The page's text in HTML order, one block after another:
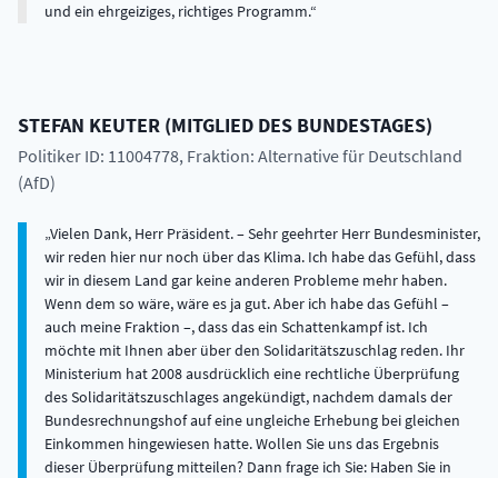
und ein ehrgeiziges, richtiges Programm.
STEFAN KEUTER (MITGLIED DES BUNDESTAGES)
Politiker ID: 11004778, Fraktion: Alternative für Deutschland
(AfD)
Vielen Dank, Herr Präsident. – Sehr geehrter Herr Bundesminister,
wir reden hier nur noch über das Klima. Ich habe das Gefühl, dass
wir in diesem Land gar keine anderen Probleme mehr haben.
Wenn dem so wäre, wäre es ja gut. Aber ich habe das Gefühl –
auch meine Fraktion –, dass das ein Schattenkampf ist. Ich
möchte mit Ihnen aber über den Solidaritätszuschlag reden. Ihr
Ministerium hat 2008 ausdrücklich eine rechtliche Überprüfung
des Solidaritätszuschlages angekündigt, nachdem damals der
Bundesrechnungshof auf eine ungleiche Erhebung bei gleichen
Einkommen hingewiesen hatte. Wollen Sie uns das Ergebnis
dieser Überprüfung mitteilen? Dann frage ich Sie: Haben Sie in